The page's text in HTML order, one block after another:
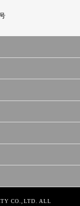
CO.,LTD. ALL